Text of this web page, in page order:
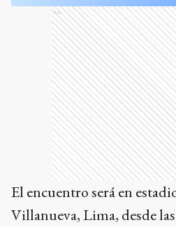
Ads
El encuentro será en
Villanueva, Lima, desde